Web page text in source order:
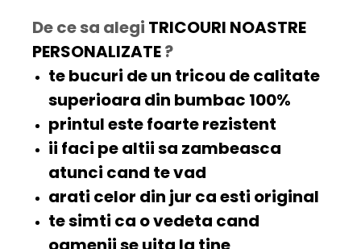
De ce sa alegi TRICOURI NOASTRE
PERSONALIZATE?
te bucuri de un tricou decalitate
superioara din bumbac 100%
printul estefoarte rezistent
ii faci pe altii sa zambeasca
atunci cand te vad
arati celor din jur ca esti original
te simti ca ovedeta cand